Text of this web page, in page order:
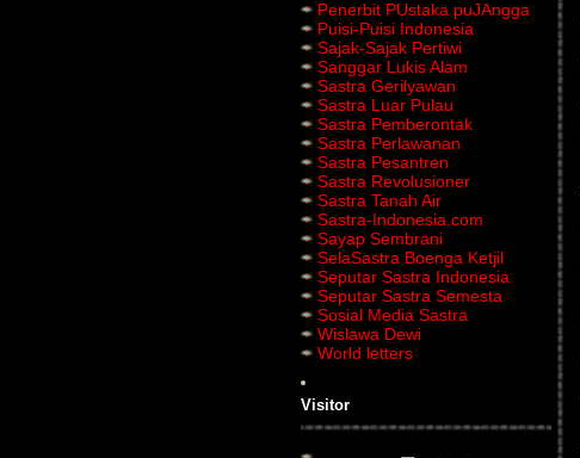
Penerbit PUstaka puJAngga
Puisi-Puisi Indonesia
Sajak-Sajak Pertiwi
Sanggar Lukis Alam
Sastra Gerilyawan
Sastra Luar Pulau
Sastra Pemberontak
Sastra Perlawanan
Sastra Pesantren
Sastra Revolusioner
Sastra Tanah Air
Sastra-Indonesia.com
Sayap Sembrani
SelaSastra Boenga Ketjil
Seputar Sastra Indonesia
Seputar Sastra Semesta
Sosial Media Sastra
Wislawa Dewi
World letters
Visitor